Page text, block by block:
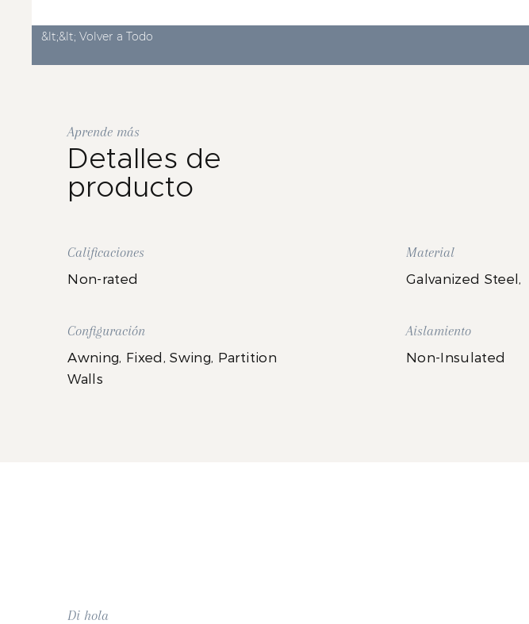
&lt;&lt; Volver a Todo
Aprende más
Detalles de
producto
Calificaciones
Non-rated
Material
Galvanized Steel,
Configuración
Awning, Fixed, Swing, Partition
Walls
Aislamiento
Non-Insulated
Di hola